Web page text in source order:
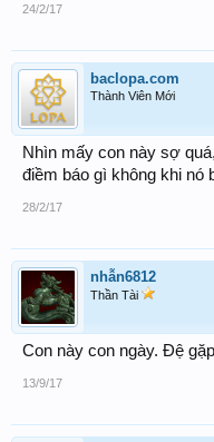
24/2/17
baclopa.com
Thành Viên Mới
Nhìn mấy con này sợ
điềm báo gì không khi nó
28/2/17
nhẫn6812
Thần Tài
Con này con ngày. Đệ
13/9/17